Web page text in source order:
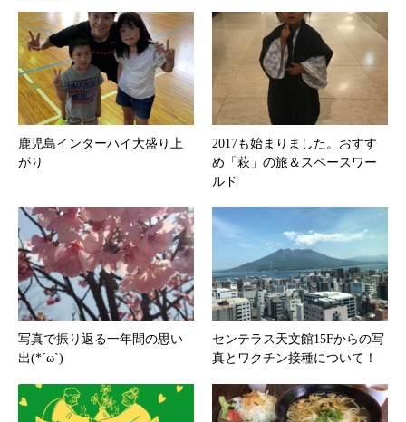
鹿児島インターハイ大盛り上
がり
2017も始まりました。おすす
め「萩」の旅＆スペースワー
ルド
写真で振り返る一年間の思い
出(*´ω`)
センテラス天文館15Fからの写
真とワクチン接種について！